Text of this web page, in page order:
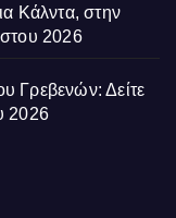
Κάλντα, στην
2026
Γρεβενών: Δείτε
2026